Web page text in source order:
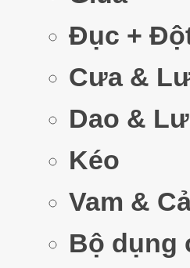
Đục +
Cưa &
Dao &
Kéo
Vam &
Bộ dụng